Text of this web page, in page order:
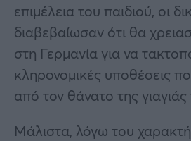
επιμέλεια του παιδιού, οι
διαβεβαίωσαν ότι θα
στη Γερμανία για να
κληρονομικές υποθέσεις
από τον θάνατο της γιαγιάς
Μάλιστα, λόγω του